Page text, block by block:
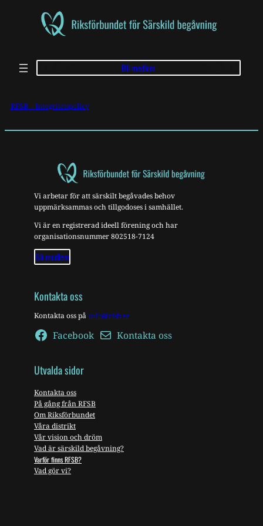
Bli medlem
RFSB – Integritetspolicy
Vi arbetar för att särskilt begåvades behov
uppmärksammas och tillgodoses i samhället.
Vi är en registrerad ideell förening och har
organisationsnummer 802518-7124
Bli medlem
Kontakta oss
Kontakta oss påinfo@rfsb.se
Facebook Kontakta oss
Utvalda sidor
Kontakta oss
På gång från RFSB
Om Riksförbundet
Våra distrikt
Vår vision och dröm
Vad är särskild begåvning?
Varför finns RFSB?
Vad gör vi?